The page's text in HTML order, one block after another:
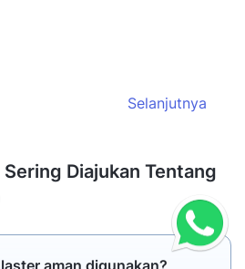
dan operasional bisnis.
Selanjutnya